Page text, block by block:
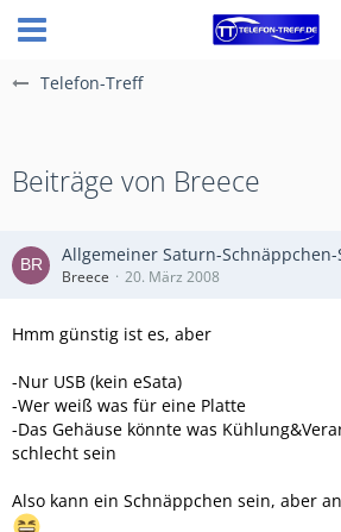
Telefon-Treff
Beiträge von Breece
Allgemeiner Saturn-
Breece 20. März 2008
Hmm günstig ist es, aber
-Nur USB (kein eSata)
-Wer weiß was für eine Platte
-Das Gehäuse könnte was
schlecht sein
Also kann ein Schnäppchen sein, aber